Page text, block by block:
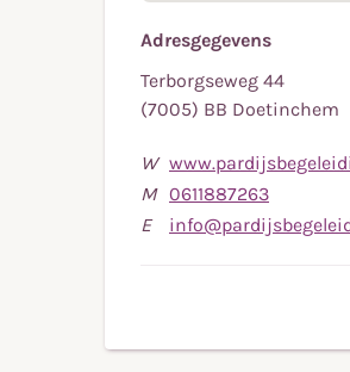
Adresgegevens
Terborgseweg 44
(7005) BB Doetinchem
W
M 0611887263Bel
naar
E